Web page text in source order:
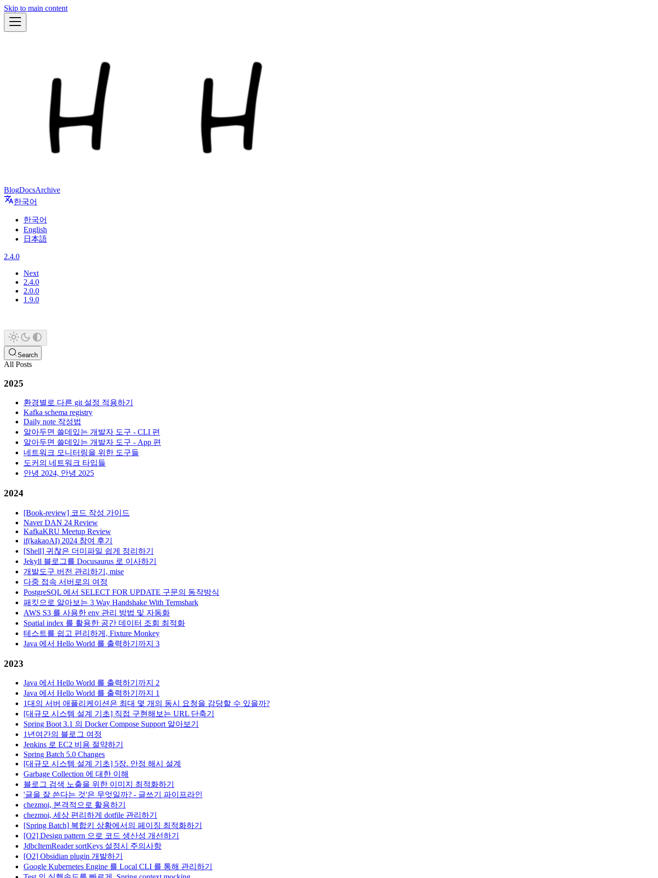
Skip to main content
BlogDocsArchive
한국어
한국어
English
日本語
2.4.0
Next
2.4.0
2.0.0
1.9.0
Search
All Posts
2025
환경별로 다른 git 설정 적용하기
Kafka schema registry
Daily note 작성법
알아두면 쓸데있는 개발자 도구 - CLI 편
알아두면 쓸데있는 개발자 도구 - App 편
네트워크 모니터링을 위한 도구들
도커의 네트워크 타입들
안녕 2024, 안녕 2025
2024
[Book-review] 코드 작성 가이드
Naver DAN 24 Review
KafkaKRU Meetup Review
if(kakaoAI) 2024 참여 후기
[Shell] 귀찮은 더미파일 쉽게 정리하기
Jekyll 블로그를 Docusaurus 로 이사하기
개발도구 버전 관리하기, mise
다중 접속 서버로의 여정
PostgreSQL 에서 SELECT FOR UPDATE 구문의 동작방식
패킷으로 알아보는 3 Way Handshake With Termshark
AWS S3 를 사용한 env 관리 방법 및 자동화
Spatial index 를 활용한 공간 데이터 조회 최적화
테스트를 쉽고 편리하게, Fixture Monkey
Java 에서 Hello World 를 출력하기까지 3
2023
Java 에서 Hello World 를 출력하기까지 2
Java 에서 Hello World 를 출력하기까지 1
1대의 서버 애플리케이션은 최대 몇 개의 동시 요청을 감당할 수 있을까?
[대규모 시스템 설계 기초] 직접 구현해보는 URL 단축기
Spring Boot 3.1 의 Docker Compose Support 알아보기
1년여간의 블로그 여정
Jenkins 로 EC2 비용 절약하기
Spring Batch 5.0 Changes
[대규모 시스템 설계 기초] 5장. 안정 해시 설계
Garbage Collection 에 대한 이해
블로그 검색 노출을 위한 이미지 최적화하기
'글을 잘 쓴다는 것'은 무엇일까? - 글쓰기 파이프라인
chezmoi, 본격적으로 활용하기
chezmoi, 세상 편리하게 dotfile 관리하기
[Spring Batch] 복합키 상황에서의 페이징 최적화하기
[O2] Design pattern 으로 코드 생산성 개선하기
JdbcItemReader sortKeys 설정시 주의사항
[O2] Obsidian plugin 개발하기
Google Kubernetes Engine 를 Local CLI 를 통해 관리하기